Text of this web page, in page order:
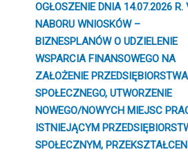
OGŁOSZENIE DNIA 14.07.2026 R.
NABORU WNIOSKÓW –
BIZNESPLANÓW O UDZIELENIE
WSPARCIA FINANSOWEGO NA
ZAŁOŻENIE PRZEDSIĘBIORSTWA
SPOŁECZNEGO, UTWORZENIE
NOWEGO/NOWYCH MIEJSC
ISTNIEJĄCYM
SPOŁECZNYM,